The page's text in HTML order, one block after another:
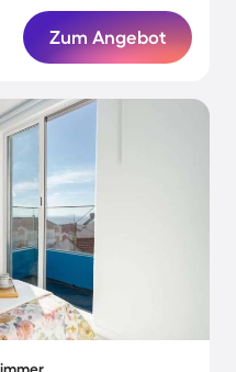
Zum Angebot